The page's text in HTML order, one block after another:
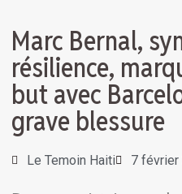
Marc Bernal,
résilience,
but avec
grave blessure
Le Temoin Haiti 7 février